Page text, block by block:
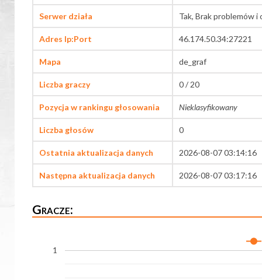
Serwer działa Tak, Brak problemów i
Adres Ip:Port 46.174.50.34:27221
Mapa de_graf
Liczba graczy 0 / 20
Pozycja w rankingu głosowania Nieklasyfikowany
Liczba głosów 0
Ostatnia aktualizacja danych 2026-08-07 03:14:16
Następna aktualizacja danych 2026-08-07 03:17:16
Gracze:
1